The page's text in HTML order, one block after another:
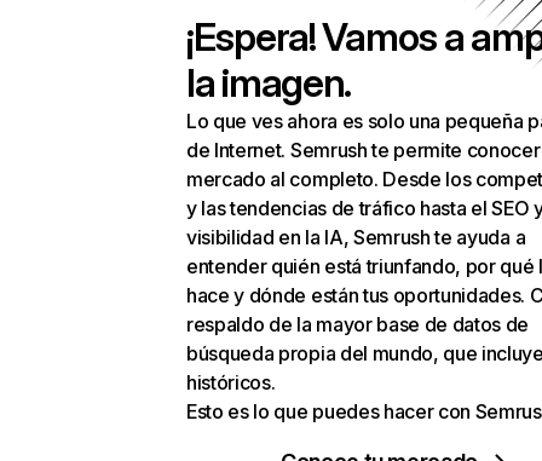
¡Espera! Vamos a
la imagen.
Lo que ves ahora es solo una pequeña
de Internet. Semrush te permite
mercado al completo. Desde los
y las tendencias de tráfico hasta el SEO
visibilidad en la IA, Semrush te ayuda a
entender quién está triunfando, por qué
hace y dónde están tus oportunidades.
respaldo de la mayor base de datos de
búsqueda propia del mundo, que
históricos.
Esto es lo que puedes hacer con